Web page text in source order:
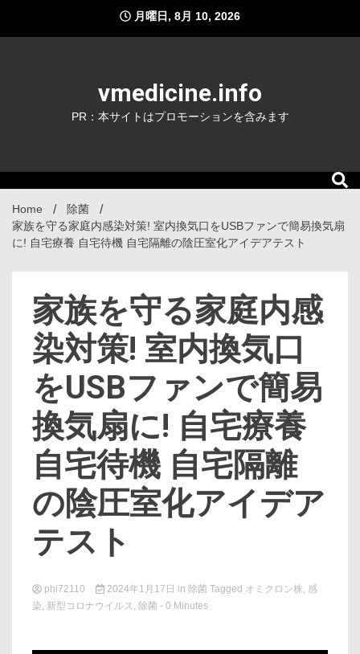
content
月曜日, 8月 10, 2026
vmedicine.info
PR：本サイトはプロモーションを含みます
Home
除菌
家族を守る家庭内感染対策! 室内換気口をUSBファンで簡易換気扇
に! 自宅療養 自宅待機 自宅隔離の陰圧室化アイデアテスト
家族を守る家庭内感
染対策! 室内換気口
をUSBファンで簡易
換気扇に! 自宅療養
自宅待機 自宅隔離
の陰圧室化アイデア
テスト
phi72110 2024年1月17日 in 除菌 Tagged オミクロン株, 感
染, 新型コロナウイルス , 除菌 - 0 Minutes